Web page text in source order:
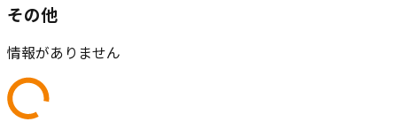
その他
情報がありません